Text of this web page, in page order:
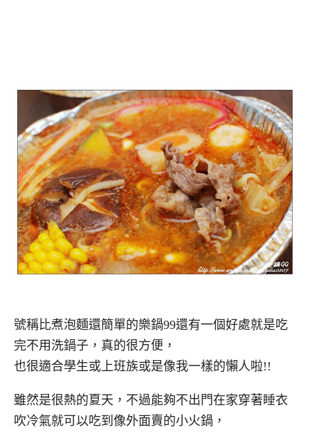
號稱比煮泡麵還簡單的樂鍋99還有一個好處就是吃
完不用洗鍋子，真的很方便，
也很適合學生或上班族或是像我一樣的懶人啦!!
雖然是很熱的夏天，不過能夠不出門在家穿著睡衣
吹冷氣就可以吃到像外面賣的小火鍋，